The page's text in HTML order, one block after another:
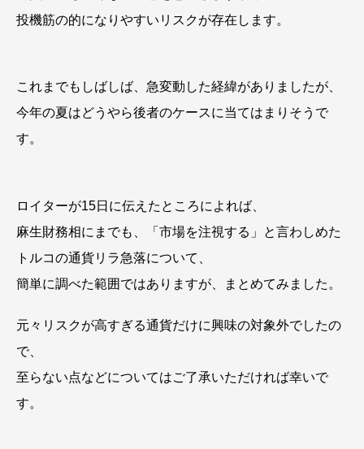
投機筋の的になりやすいリスクが存在します。
これまでもしばしば、急変動した経緯がありましたが、
今年の夏はどうやら後者のケースに当てはまりそうで
す。
ロイターが15日に伝えたところによれば、
麻生財務相にまでも、「市場を注視する」と言わしめた
トルコの通貨リラ急落について、
簡単に調べた範囲ではありますが、まとめてみました。
元々リスクが高すぎる通貨だけに興味の対象外でしたの
で、
至らない点などについてはご了承いただければ幸いで
す。